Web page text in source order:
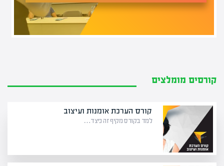
קורסים מומלצים
קורס הערכת אומנות ועיצוב
למד בקורס מקיף זה כיצד…